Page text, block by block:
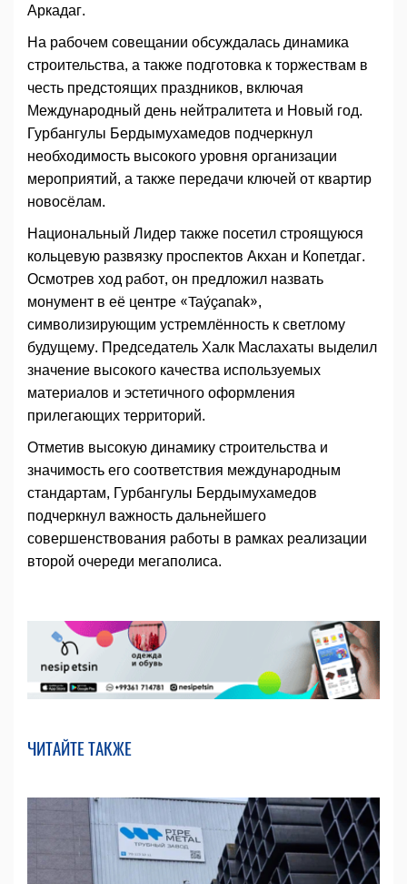
Аркадаг.
На рабочем совещании обсуждалась динамика
строительства, а также подготовка к торжествам в
честь предстоящих праздников, включая
Международный день нейтралитета и Новый год.
Гурбангулы Бердымухамедов подчеркнул
необходимость высокого уровня организации
мероприятий, а также передачи ключей от квартир
новосёлам.
Национальный Лидер также посетил строящуюся
кольцевую развязку проспектов Акхан и Копетдаг.
Осмотрев ход работ, он предложил назвать
монумент в её центре «Taýçanak»,
символизирующим устремлённость к светлому
будущему. Председатель Халк Маслахаты выделил
значение высокого качества используемых
материалов и эстетичного оформления
прилегающих территорий.
Отметив высокую динамику строительства и
значимость его соответствия международным
стандартам, Гурбангулы Бердымухамедов
подчеркнул важность дальнейшего
совершенствования работы в рамках реализации
второй очереди мегаполиса.
ЧИТАЙТЕ ТАКЖЕ